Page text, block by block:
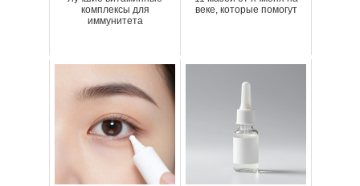
комплексы для
иммунитета
веке, которые помогут